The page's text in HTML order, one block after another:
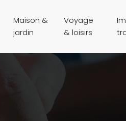
Maison &
jardin
Voyage
& loisirs